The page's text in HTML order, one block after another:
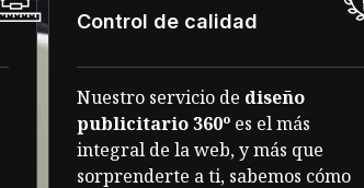
Control de calidad
Nuestro servicio de diseño
publicitario 360ºes el más
integral de la web, y más que
sorprenderte a ti, sabemos cómo